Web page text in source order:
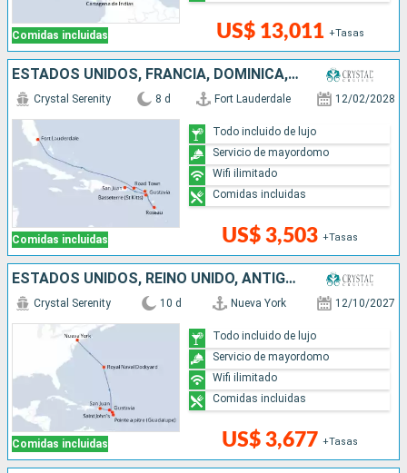
Comidas incluidas US$ 13,011 +Tasas
ESTADOS UNIDOS, FRANCIA, DOMINICA, PUERTO RICO
Comidas incluidas
Crystal Serenity 8 d Fort Lauderdale 12/02/2028
US$ 3,503 +Tasas
Todo incluido de lujo
Servicio de mayordomo
Wifi ilimitado
Comidas incluidas
ESTADOS UNIDOS, REINO UNIDO, ANTIGUA Y BARBUDA, FRANCIA, PUERTO RICO
Comidas incluidas
Crystal Serenity 10 d Nueva York 12/10/2027
US$ 3,677 +Tasas
Todo incluido de lujo
Servicio de mayordomo
Wifi ilimitado
Comidas incluidas